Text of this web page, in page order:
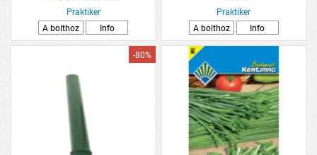
Praktiker
A bolthoz
Info
Praktiker
A bolthoz
Info
-80%